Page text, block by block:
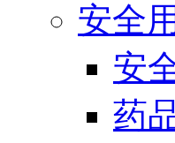
安全
安
药